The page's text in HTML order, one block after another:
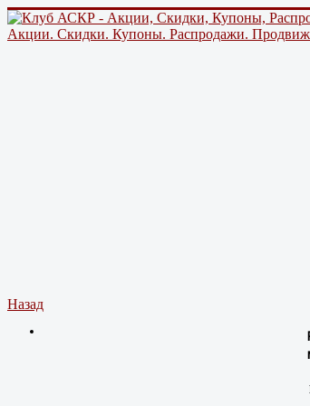
Акции. Скидки. Купоны. Распродажи.
Назад